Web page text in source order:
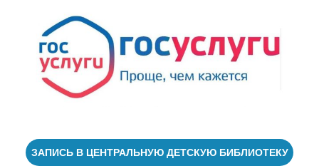
ЗАПИСЬ В ЦЕНТРАЛЬНУЮ ДЕТСКУЮ БИБЛИОТЕКУ